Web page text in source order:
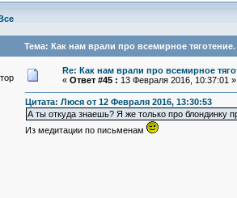
Тема: Как нам врали про всемирное
Re: Как нам врали про всемирное
« Ответ #45 : 13 Февраля 2016, 10:37:01 »
Цитата: Люся от 12 Февраля 2016, 13:30:53
А ты откуда знаешь? Я же только про блондинку
Из медитации по письменам